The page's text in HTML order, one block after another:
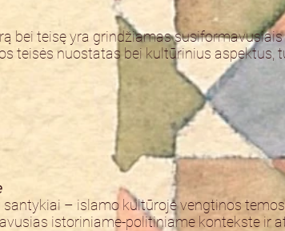
bei teisę yra grindžiamas
teisės nuostatas bei kultūrinius aspektus,
– islamo kultūroje vengtinos
istoriniame-politiniame kontekste ir